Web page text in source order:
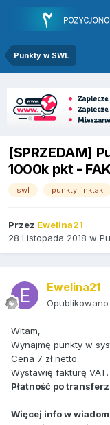
Punkty w SWL
[SPRZEDAM]
1000k pkt -
swl punkty linktak
Przez Ewelina21
28 Listopada 2018 w
Ewelina21
Opublikowano
Witam,
Wynajmę punkty w
Cena 7 zł netto.
Wystawię fakturę VAT.
Płatność po
Więcej info w